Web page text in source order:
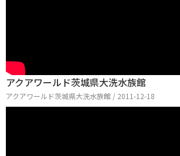
アクアワールド茨城県大洗水族館
アクアワールド茨城県大洗水族館 / 2011-12-18